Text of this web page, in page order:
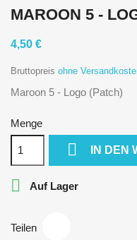
MAROON 5 -
4,50 €
Bruttopreis ohne
Maroon 5 - Logo (Patch)
Menge
 IN DEN
 Auf Lager
Teilen